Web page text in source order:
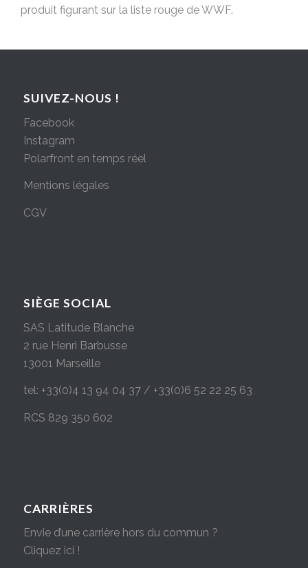
produit figurant sur la liste rouge de WWF.
SUIVEZ-NOUS !
Facebook
Instagram
Polarfront en temps réel
Mentions légales
CGV
SIÈGE SOCIAL
SAS Latitude Blanche
2 rue Henri Barbusse
13001 Marseille
tel: +33(0)4 13 94 04 37 / +33(0)6 52 22 25 63
RCS 829 350 602
CARRIÈRES
Envie d’une carrière hors du commun ?
Cliquez ici !